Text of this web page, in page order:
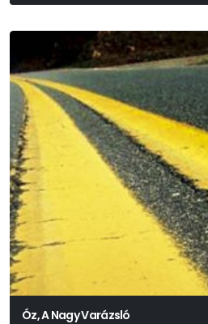
Óz, A Nagy Varázsló